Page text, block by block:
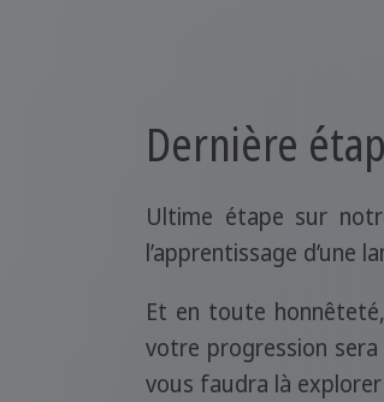
Dernière
Ultime étape sur
l’apprentissage d’une
Et en toute
votre progression
vous faudra là